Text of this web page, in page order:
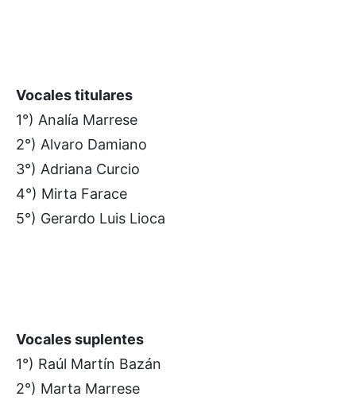
Vocales titulares
1°) Analía Marrese
2°) Alvaro Damiano
3°) Adriana Curcio
4°) Mirta Farace
5°) Gerardo Luis Lioca
Vocales suplentes
1°) Raúl Martín Bazán
2°) Marta Marrese